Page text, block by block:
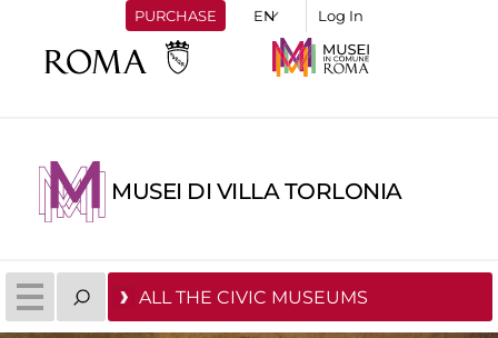
PURCHASE Log In
MUSEI DI VILLA TORLONIA
ALL THE CIVIC MUSEUMS